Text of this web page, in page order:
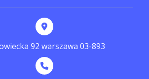
92 warszawa 03-893